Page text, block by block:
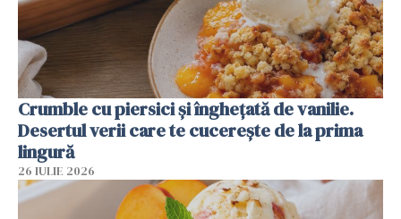
Crumble cu piersici și înghețată de vanilie.
Desertul verii care te cucerește de la prima
lingură
26 IULIE 2026